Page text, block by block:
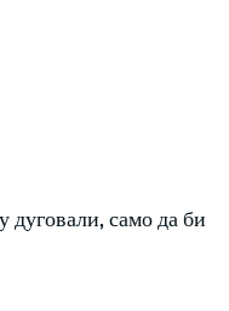
дуговали, само да би